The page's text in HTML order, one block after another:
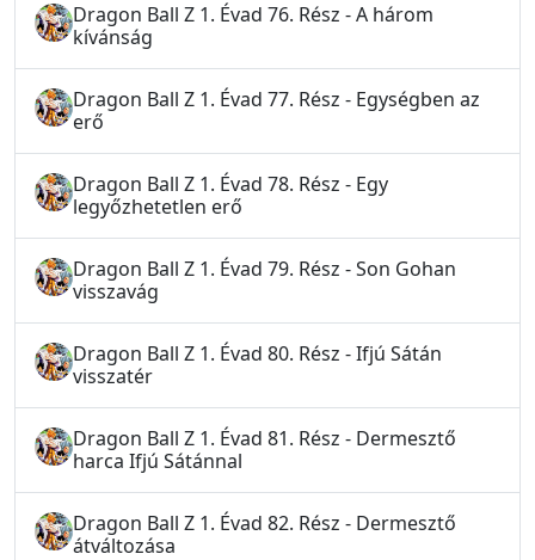
Dragon Ball Z 1. Évad 76. Rész - A három
kívánság
Dragon Ball Z 1. Évad 77. Rész - Egységben az
erő
Dragon Ball Z 1. Évad 78. Rész - Egy
legyőzhetetlen erő
Dragon Ball Z 1. Évad 79. Rész - Son Gohan
visszavág
Dragon Ball Z 1. Évad 80. Rész - Ifjú Sátán
visszatér
Dragon Ball Z 1. Évad 81. Rész - Dermesztő
harca Ifjú Sátánnal
Dragon Ball Z 1. Évad 82. Rész - Dermesztő
átváltozása